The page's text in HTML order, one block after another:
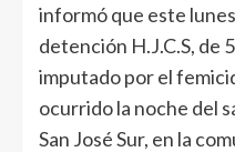
informó que este
detención H.J.C.S, de
imputado por el
ocurrido la noche del
San José Sur, en la